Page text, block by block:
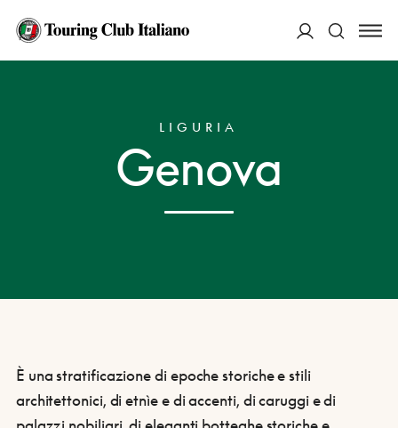
HOME
LIGURIA
Genova
È una stratificazione di epoche storiche e stili
architettonici, di etnìe e di accenti, di caruggi e di